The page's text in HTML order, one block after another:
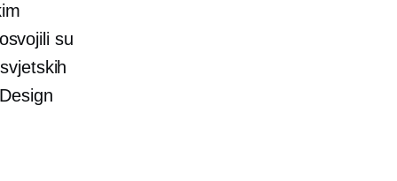
su